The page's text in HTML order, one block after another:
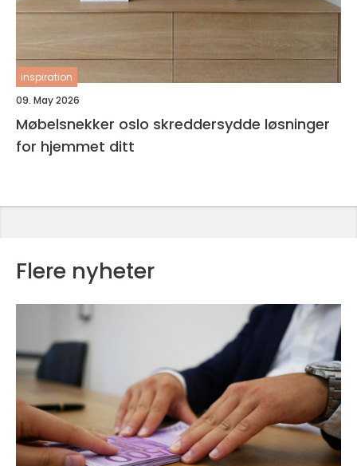
inspiration
09. May 2026
Møbelsnekker oslo skreddersydde løsninger
for hjemmet ditt
Flere nyheter